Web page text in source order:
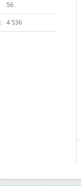
56
4 536